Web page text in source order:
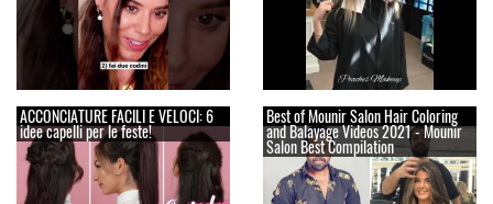
ACCONCIATURE FACILI E VELOCI: 6
idee capelli per le feste!
Best of Mounir Salon Hair Coloring
and Balayage Videos 2021 - Mounir
Salon Best Compilation